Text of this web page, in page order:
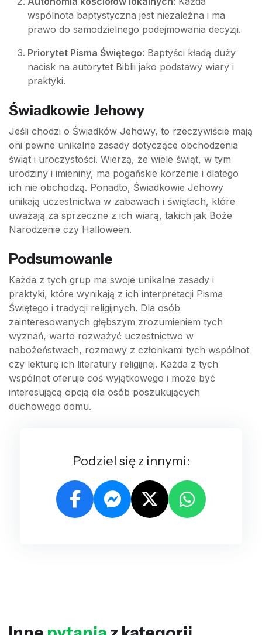
wspólnota baptystyczna jest niezależna i ma
prawo do samodzielnego podejmowania decyzji.
Priorytet Pisma Świętego: Baptyści kładą duży
nacisk na autorytet Biblii jako podstawy wiary i
praktyki.
Świadkowie Jehowy
Jeśli chodzi o Świadków Jehowy, to rzeczywiście mają
oni pewne unikalne zasady dotyczące obchodzenia
świąt i uroczystości. Wierzą, że wiele świąt, w tym
urodziny i imieniny, ma pogańskie korzenie i dlatego
ich nie obchodzą. Ponadto, Świadkowie Jehowy
unikają uczestnictwa w zabawach i świętach, które
uważają za sprzeczne z ich wiarą, takich jak Boże
Narodzenie czy Halloween.
Podsumowanie
Każda z tych grup ma swoje unikalne zasady i
praktyki, które wynikają z ich interpretacji Pisma
Świętego i tradycji religijnych. Dla osób
zainteresowanych głębszym zrozumieniem tych
wyznań, warto rozważyć uczestnictwo w
nabożeństwach, rozmowy z członkami tych wspólnot
czy lekturę ich literatury religijnej. Każda z tych
wspólnot oferuje coś wyjątkowego i może być
interesującą opcją dla osób poszukujących
duchowego domu.
Podziel się z innymi: